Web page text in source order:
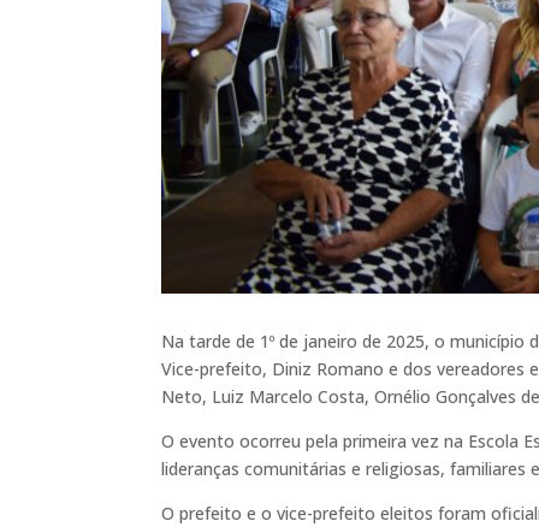
Na tarde de 1º de janeiro de 2025, o
Vice-prefeito, Diniz Romano e dos vereadores
Neto, Luiz Marcelo Costa, Ornélio Gonçalves
O evento ocorreu pela primeira vez na Escola
lideranças comunitárias e religiosas, familiares
O prefeito e o vice-prefeito eleitos foram